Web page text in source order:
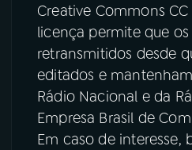
Creative Commons CC
licença permite que
retransmitidos desde
editados e
Rádio Nacional e da
Empresa Brasil de
Em caso de interesse,